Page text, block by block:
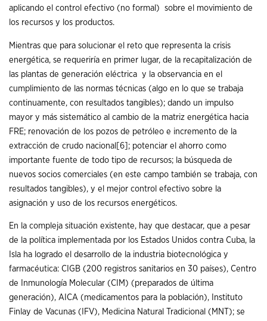
aplicando el control efectivo (no formal) sobre el movimiento de
los recursos y los productos.
Mientras que para solucionar el reto que representa la crisis
energética, se requeriría en primer lugar, de la recapitalización de
las plantas de generación eléctrica y la observancia en el
cumplimiento de las normas técnicas (algo en lo que se trabaja
continuamente, con resultados tangibles); dando un impulso
mayor y más sistemático al cambio de la matriz energética hacia
FRE; renovación de los pozos de petróleo e incremento de la
extracción de crudo nacional [6] ; potenciar el ahorro como
importante fuente de todo tipo de recursos; la búsqueda de
nuevos socios comerciales (en este campo también se trabaja, con
resultados tangibles), y el mejor control efectivo sobre la
asignación y uso de los recursos energéticos.
En la compleja situación existente, hay que destacar, que a pesar
de la política implementada por los Estados Unidos contra Cuba, la
Isla ha logrado el desarrollo de la industria biotecnológica y
farmacéutica: CIGB (200 registros sanitarios en 30 países), Centro
de Inmunología Molecular (CIM) (preparados de última
generación), AICA (medicamentos para la población), Instituto
Finlay de Vacunas (IFV), Medicina Natural Tradicional (MNT); se